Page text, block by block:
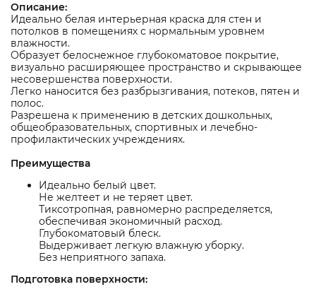
Описание:
Идеально белая интерьерная краска для стен и
потолков в помещениях с нормальным уровнем
влажности.
Образует белоснежное глубокоматовое покрытие,
визуально расширяющее пространство и скрывающее
несовершенства поверхности.
Легко наносится без разбрызгивания, потеков, пятен и
полос.
Разрешена к применению в детских дошкольных,
общеобразовательных, спортивных и лечебно-
профилактических учреждениях.
Преимущества
Идеально белый цвет.
Не желтеет и не теряет цвет.
Тиксотропная, равномерно распределяется,
обеспечивая экономичный расход.
Глубокоматовый блеск.
Выдерживает легкую влажную уборку.
Без неприятного запаха.
Подготовка поверхности: